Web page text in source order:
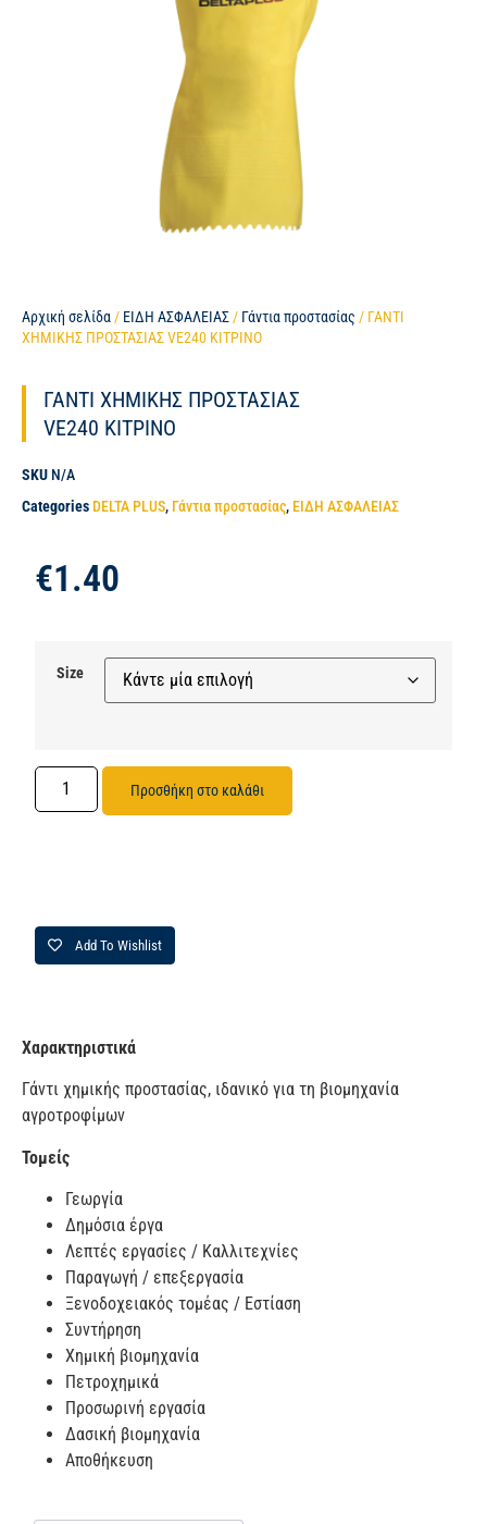
Αρχική σελίδα / ΕΙΔΗ ΑΣΦΑΛΕΙΑΣ / Γάντια προστασίας / ΓΑΝΤΙ
ΧΗΜΙΚΗΣ ΠΡΟΣΤΑΣΙΑΣ VE240 ΚΙΤΡΙΝΟ
ΓΑΝΤΙ ΧΗΜΙΚΗΣ ΠΡΟΣΤΑΣΙΑΣ
VE240 ΚΙΤΡΙΝΟ
SKU N/A
Categories DELTA PLUS, Γάντια προστασίας, ΕΙΔΗ ΑΣΦΑΛΕΙΑΣ
€1.40
Size
Προσθήκη στο καλάθι
Add To Wishlist
Χαρακτηριστικά
Γάντι χημικής προστασίας, ιδανικό για τη βιομηχανία
αγροτροφίμων
Τομείς
Γεωργία
Δημόσια έργα
Λεπτές εργασίες / Καλλιτεχνίες
Παραγωγή / επεξεργασία
Ξενοδοχειακός τομέας / Εστίαση
Συντήρηση
Χημική βιομηχανία
Πετροχημικά
Προσωρινή εργασία
Δασική βιομηχανία
Αποθήκευση